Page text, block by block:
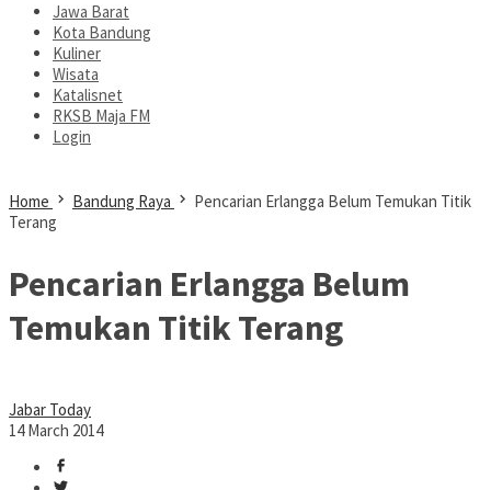
Jawa Barat
Kota Bandung
Kuliner
Wisata
Katalisnet
RKSB Maja FM
Login
Home Bandung Raya
Pencarian Erlangga Belum Temukan Titik
Terang
Pencarian Erlangga Belum
Temukan Titik Terang
Jabar Today
14 March 2014